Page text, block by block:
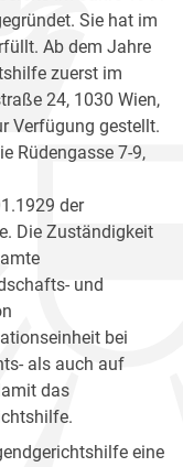
Sie hat im
Ab dem Jahre
zuerst im
24, 1030 Wien,
Verfügung gestellt.
Rüdengasse 7-9,
der
Die Zuständigkeit
und
bei
als auch auf
das
eine